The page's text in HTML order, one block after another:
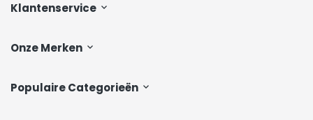
Klantenservice
Onze Merken
Populaire Categorieën